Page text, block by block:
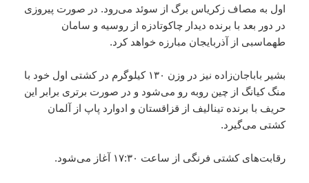
اول به مصاف زکریاس برگ از سوئد می‌رود. در صورت پیروزی
در دور بعد با برنده دیدار چاکوتادزه از روسیه و سامان
طهماسبی از آذربایجان مبارزه خواهد کرد.
بشیر باباجان‌زاده نیز در وزن ۱۳۰ کیلوگرم در کشتی اول خود با
منگ کیانگ از چین روبه رو می‌شود و در صورت برتری برابر این
حریف با برنده تینالیف از قزاقستان و ادوارد پاپ از آلمان
کشتی می‌گیرد.
رقابت‌های کشتی فرنگی از ساعت ۱۷:۳۰ آغاز می‌شود.